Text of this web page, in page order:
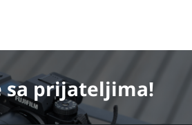
sa prijateljima!